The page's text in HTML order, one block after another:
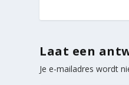
Laat een
Je e-mailadres wordt